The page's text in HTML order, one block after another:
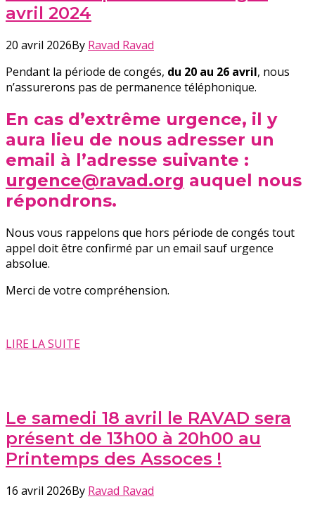
avril 2024
20 avril 2026By Ravad Ravad
Pendant la période de congés, du 20 au 26 avril, nous
n’assurerons pas de permanence téléphonique.
En cas d’extrême urgence, il y
aura lieu de nous adresser un
email à l’adresse suivante :
urgence@ravad.org auquel nous
répondrons.
Nous vous rappelons que hors période de congés tout
appel doit être confirmé par un email sauf urgence
absolue.
Merci de votre compréhension.
LIRE LA SUITE
Le samedi 18 avril le RAVAD sera
présent de 13h00 à 20h00 au
Printemps des Assoces !
16 avril 2026By Ravad Ravad